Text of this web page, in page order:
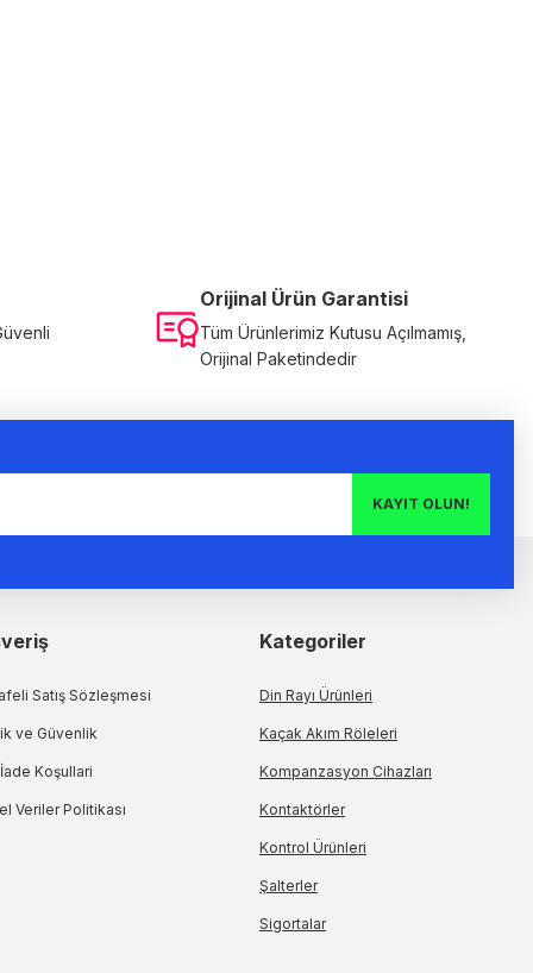
Orijinal Ürün Garantisi
Tüm Ürünlerimiz Kutusu Açılmamış,
Orijinal Paketindedir
KAYIT OLUN!
Satış Sözleşmesi
ve Güvenlik
Koşullari
Veriler Politikası
Kategoriler
Din Rayı Ürünleri
Kaçak Akım Röleleri
Kompanzasyon Cihazları
Kontaktörler
Kontrol Ürünleri
Şalterler
Sigortalar